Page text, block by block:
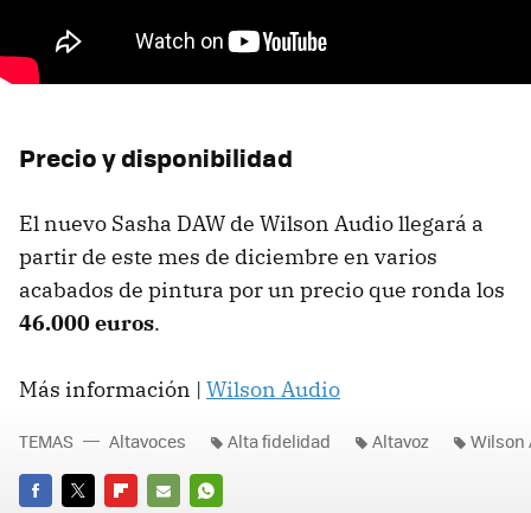
Precio y disponibilidad
El nuevo Sasha DAW de Wilson Audio llegará a
partir de este mes de diciembre en varios
acabados de pintura por un precio que ronda los
46.000 euros.
Más información | Wilson Audio
TEMAS Altavoces Alta fidelidad Altavoz Wilson